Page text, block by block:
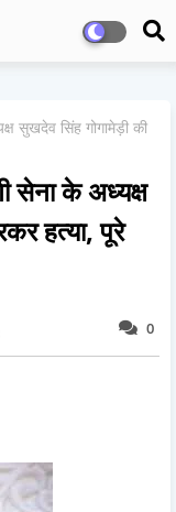
सुखदेव सिंह गोगामेड़ी की
के अध्यक्ष
हत्या, पूरे
0